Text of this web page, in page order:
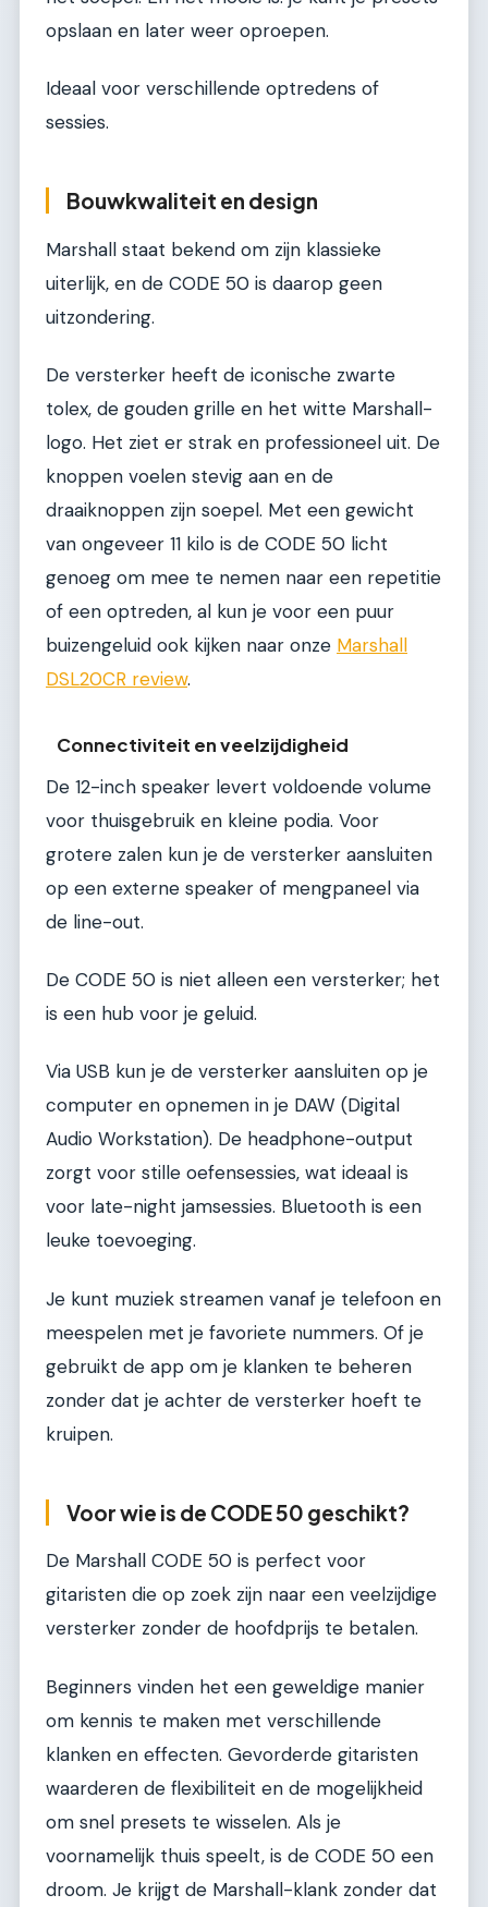
opslaan en later weer oproepen.
Ideaal voor verschillende optredens of
sessies.
Bouwkwaliteit en design
Marshall staat bekend om zijn klassieke
uiterlijk, en de CODE 50 is daarop geen
uitzondering.
De versterker heeft de iconische zwarte
tolex, de gouden grille en het witte Marshall-
logo. Het ziet er strak en professioneel uit. De
knoppen voelen stevig aan en de
draaiknoppen zijn soepel. Met een gewicht
van ongeveer 11 kilo is de CODE 50 licht
genoeg om mee te nemen naar een repetitie
of een optreden, al kun je voor een puur
buizengeluid ook kijken naar onze Marshall
DSL20CR review.
Connectiviteit en veelzijdigheid
De 12-inch speaker levert voldoende volume
voor thuisgebruik en kleine podia. Voor
grotere zalen kun je de versterker aansluiten
op een externe speaker of mengpaneel via
de line-out.
De CODE 50 is niet alleen een versterker; het
is een hub voor je geluid.
Via USB kun je de versterker aansluiten op je
computer en opnemen in je DAW (Digital
Audio Workstation). De headphone-output
zorgt voor stille oefensessies, wat ideaal is
voor late-night jamsessies. Bluetooth is een
leuke toevoeging.
Je kunt muziek streamen vanaf je telefoon en
meespelen met je favoriete nummers. Of je
gebruikt de app om je klanken te beheren
zonder dat je achter de versterker hoeft te
kruipen.
Voor wie is de CODE 50 geschikt?
De Marshall CODE 50 is perfect voor
gitaristen die op zoek zijn naar een veelzijdige
versterker zonder de hoofdprijs te betalen.
Beginners vinden het een geweldige manier
om kennis te maken met verschillende
klanken en effecten. Gevorderde gitaristen
waarderen de flexibiliteit en de mogelijkheid
om snel presets te wisselen. Als je
voornamelijk thuis speelt, is de CODE 50 een
droom. Je krijgt de Marshall-klank zonder dat